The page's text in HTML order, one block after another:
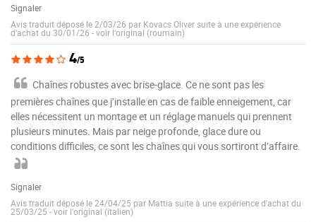
Signaler
Avis traduit déposé le 2/03/26 par Kovacs Oliver suite à une expérience
d'achat du 30/01/26 -voir l'original (roumain)
4/5
Chaînes robustes avec brise-glace. Ce ne sont pas les
premières chaînes que j’installe en cas de faible enneigement, car
elles nécessitent un montage et un réglage manuels qui prennent
plusieurs minutes. Mais par neige profonde, glace dure ou
conditions difficiles, ce sont les chaînes qui vous sortiront d’affaire.
Signaler
Avis traduit déposé le 24/04/25 par Mattia suite à une expérience d'achat du
25/03/25 -voir l'original (italien)